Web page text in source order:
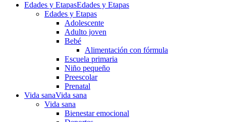
Edades y EtapasEdades y Etapas
Edades y Etapas
Adolescente
Adulto joven
Bebé
Alimentación con fórmula
Escuela primaria
Niño pequeño
Preescolar
Prenatal
Vida sanaVida sana
Vida sana
Bienestar emocional